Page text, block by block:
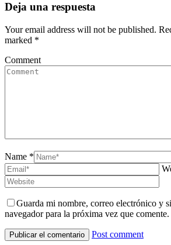
Deja una respuesta
Your email address will not be published.
marked *
Comment
Name *
Guarda mi nombre, correo electrónico y
navegador para la próxima vez que comente.
Post comment